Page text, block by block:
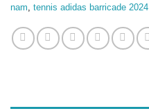
nam, tennis adidas barricade 2024